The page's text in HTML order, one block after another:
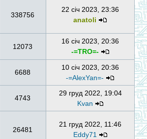
338756
22 січ 2023, 23:36
anatoli
12073
16 січ 2023, 20:36
-=TRO=-
6688
10 січ 2023, 20:36
-=AlexYan=-
4743
29 груд 2022, 19:04
Kvan
26481
21 груд 2022, 11:46
Eddy71